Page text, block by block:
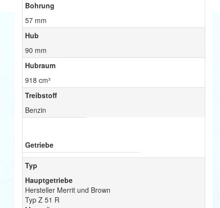
Bohrung
57 mm
Hub
90 mm
Hubraum
918 cm³
Treibstoff
Benzin
Getriebe
Typ
Hauptgetriebe
Hersteller Merrit und Brown
Typ Z 51 R